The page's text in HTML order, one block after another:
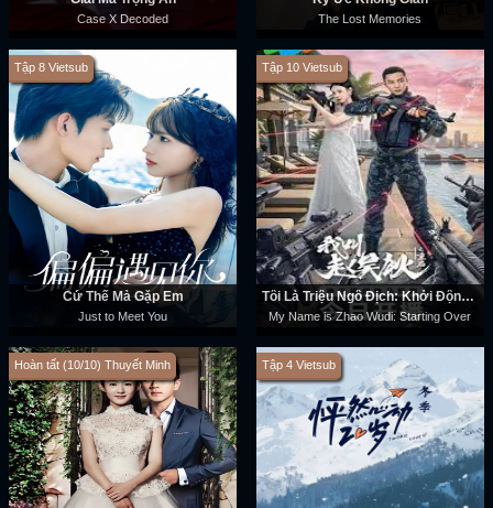
Case X Decoded The Lost Memories
Tập 8 Vietsub
Cứ Thế Mà Gặp Em
Just to Meet You
Tập 10 Vietsub
Tôi Là Triệu Ngô Địch: Khởi Động Lại
My Name is Zhao Wudi: Starting Over
Hoàn tất (10/10) Thuyết Minh Tập 4 Vietsub